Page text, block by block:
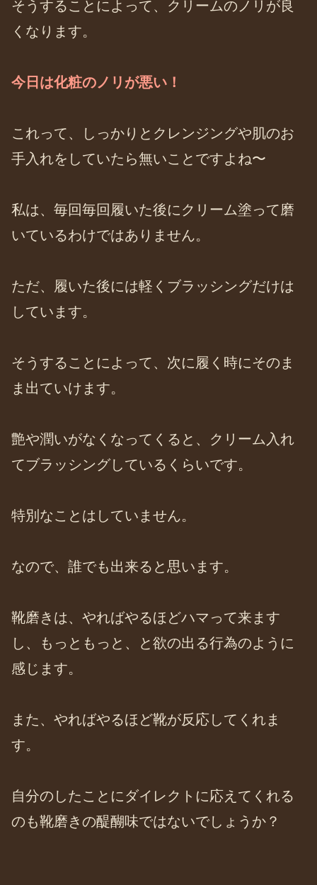
そうすることによって、クリームのノリが良
くなります。
今日は化粧のノリが悪い！
これって、しっかりとクレンジングや肌のお
手入れをしていたら無いことですよね〜
私は、毎回毎回履いた後にクリーム塗って磨
いているわけではありません。
ただ、履いた後には軽くブラッシングだけは
しています。
そうすることによって、次に履く時にそのま
ま出ていけます。
艶や潤いがなくなってくると、クリーム入れ
てブラッシングしているくらいです。
特別なことはしていません。
なので、誰でも出来ると思います。
靴磨きは、やればやるほどハマって来ます
し、もっともっと、と欲の出る行為のように
感じます。
また、やればやるほど靴が反応してくれま
す。
自分のしたことにダイレクトに応えてくれる
のも靴磨きの醍醐味ではないでしょうか？